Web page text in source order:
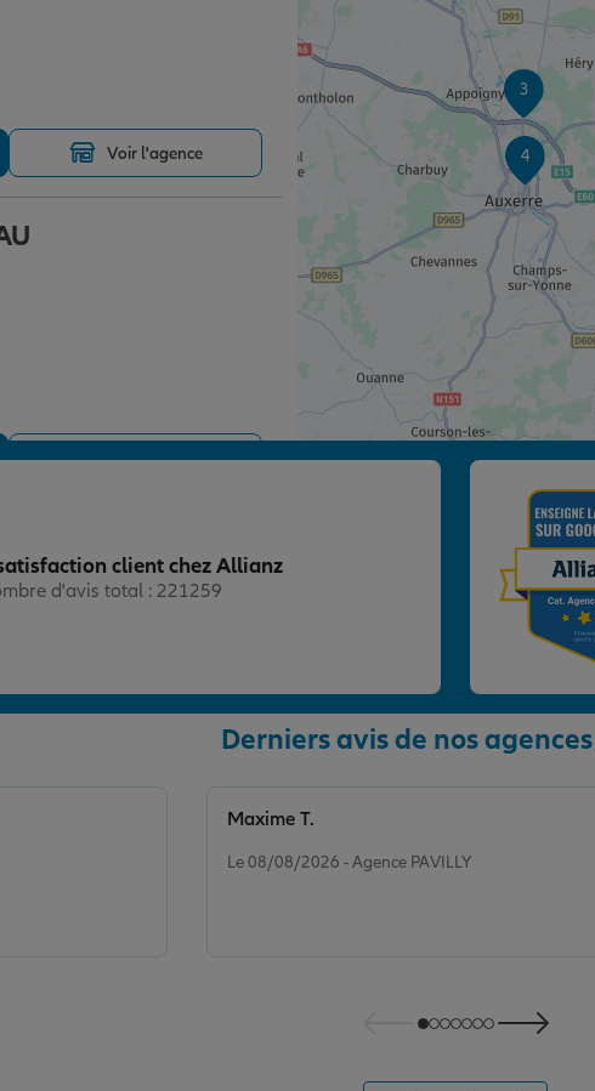
Voir l'agence
Voir l'agence
JAURES
4
3
client chez Allianz
d'avis total : 221259
Derniers avis de nos
Le 08/08/2026 - Agence PAVILLY
Maxime T.